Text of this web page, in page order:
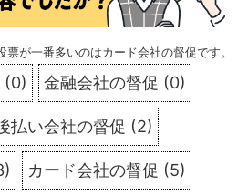
が一番多いのはカード会社の督促です。
(0) 金融会社の督促 (0)
払い会社の督促 (2)
) カード会社の督促 (5)